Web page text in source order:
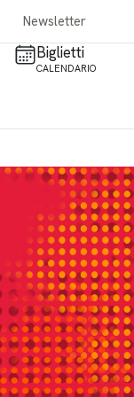
Newsletter
Biglietti
CALENDARIO